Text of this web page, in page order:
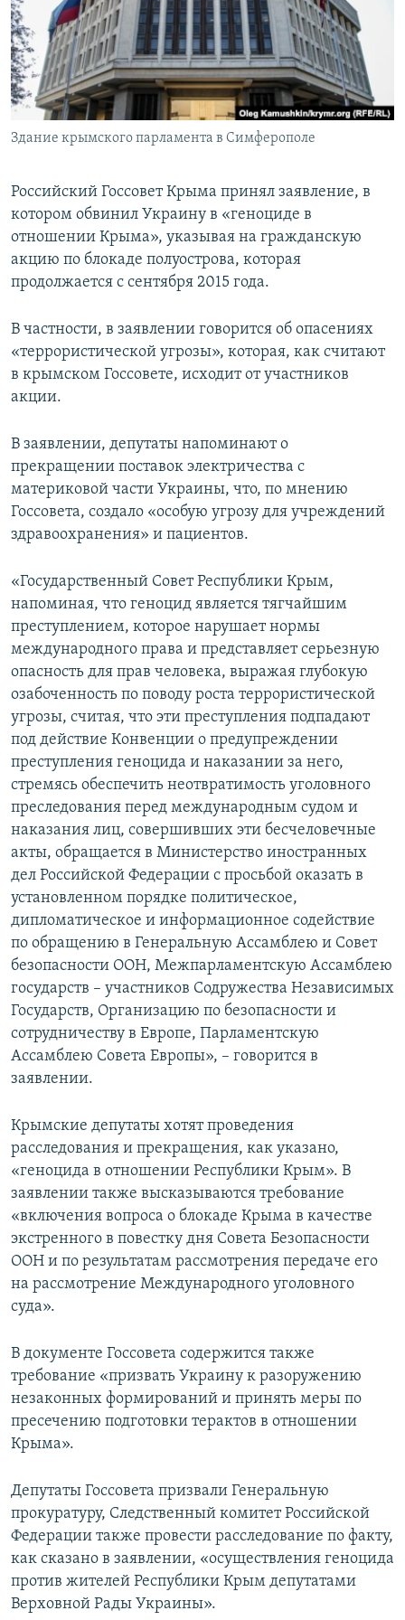
ПОБЕДИТЕЛЕЙ НЕ СУДЯТ?
КРЫМ.НЕПОКОРЕННЫЙ
ELIFBE
УКРАИНСКАЯ ПРОБЛЕМА КРЫМА
ПРИСОЕДИНЯЙТЕСЬ!
Все сайты RFE/RL
Здание крымского парламента в Симферополе
Российский Госсовет Крыма принял заявление, в
котором обвинил Украину в «геноциде в
отношении Крыма», указывая на гражданскую
акцию по блокаде полуострова, которая
продолжается с сентября 2015 года.
В частности, в заявлении говорится об опасениях
«террористической угрозы», которая, как считают
в крымском Госсовете, исходит от участников
акции.
В заявлении, депутаты напоминают о
прекращении поставок электричества с
материковой части Украины, что, по мнению
Госсовета, создало «особую угрозу для учреждений
здравоохранения» и пациентов.
«Государственный Совет Республики Крым,
напоминая, что геноцид является тягчайшим
преступлением, которое нарушает нормы
международного права и представляет серьезную
опасность для прав человека, выражая глубокую
озабоченность по поводу роста террористической
угрозы, считая, что эти преступления подпадают
под действие Конвенции о предупреждении
преступления геноцида и наказании за него,
стремясь обеспечить неотвратимость уголовного
преследования перед международным судом и
наказания лиц, совершивших эти бесчеловечные
акты, обращается в Министерство иностранных
дел Российской Федерации с просьбой оказать в
установленном порядке политическое,
дипломатическое и информационное содействие
по обращению в Генеральную Ассамблею и Совет
безопасности ООН, Межпарламентскую Ассамблею
государств – участников Содружества Независимых
Государств, Организацию по безопасности и
сотрудничеству в Европе, Парламентскую
Ассамблею Совета Европы», – говорится в
заявлении.
Крымские депутаты хотят проведения
расследования и прекращения, как указано,
«геноцида в отношении Республики Крым». В
заявлении также высказываются требование
«включения вопроса о блокаде Крыма в качестве
экстренного в повестку дня Совета Безопасности
ООН и по результатам рассмотрения передаче его
на рассмотрение Международного уголовного
суда».
В документе Госсовета содержится также
требование «призвать Украину к разоружению
незаконных формирований и принять меры по
пресечению подготовки терактов в отношении
Крыма».
Депутаты Госсовета призвали Генеральную
прокуратуру, Следственный комитет Российской
Федерации также провести расследование по факту,
как сказано в заявлении, «осуществления геноцида
против жителей Республики Крым депутатами
Верховной Рады Украины».